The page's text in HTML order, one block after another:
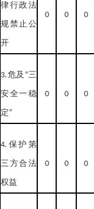
律行政法
规禁止公
开
0 0 0
3.危及“三
安全一稳
定”
0 0 0
4.保护第
三方合法
权益
0 0 0